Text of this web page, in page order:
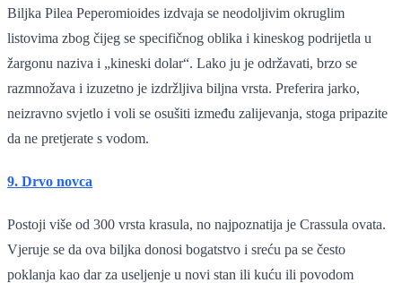
Biljka Pilea Peperomioides izdvaja se neodoljivim okruglim
listovima zbog čijeg se specifičnog oblika i kineskog podrijetla u
žargonu naziva i „kineski dolar“. Lako ju je održavati, brzo se
razmnožava i izuzetno je izdržljiva biljna vrsta. Preferira jarko,
neizravno svjetlo i voli se osušiti između zalijevanja, stoga pripazite
da ne pretjerate s vodom.
9. Drvo novca
Postoji više od 300 vrsta krasula, no najpoznatija je Crassula ovata.
Vjeruje se da ova biljka donosi bogatstvo i sreću pa se često
poklanja kao dar za useljenje u novi stan ili kuću ili povodom